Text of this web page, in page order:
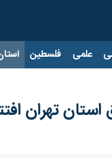
علمی فلسطین
استان تهران